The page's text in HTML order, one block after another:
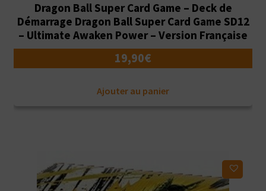
Dragon Ball Super Card Game – Deck de
Démarrage Dragon Ball Super Card Game SD12
– Ultimate Awaken Power – Version Française
19,90€
Ajouter au panier
Ajouter à ma liste d'envies